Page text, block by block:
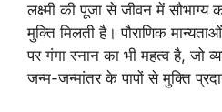
लक्ष्मी की पूजा से जीवन में सौभाग्य
मुक्ति मिलती है। पौराणिक
पर गंगा स्नान का भी महत्व है, जो
जन्म-जन्मांतर के पापों से मुक्ति